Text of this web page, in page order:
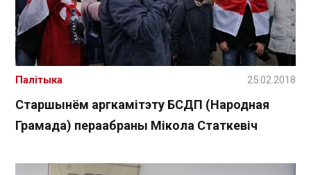
Старшынём аргкамітэту БСДП (Народная
Грамада) пераабраны Мікола Статкевіч
Палітыка 25.02.2018